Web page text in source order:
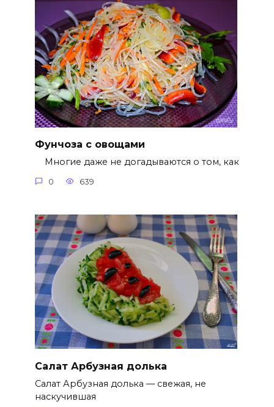
Фунчоза с овощами
Многие даже не догадываются о том, как
0 639
Салат Арбузная долька
Салат Арбузная долька — свежая, не
наскучившая